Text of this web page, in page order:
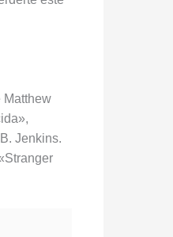
Matthew
Jenkins.